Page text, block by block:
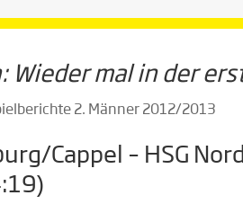
Wieder mal in der
2. Männer 2012/2013
Cappel – HSG